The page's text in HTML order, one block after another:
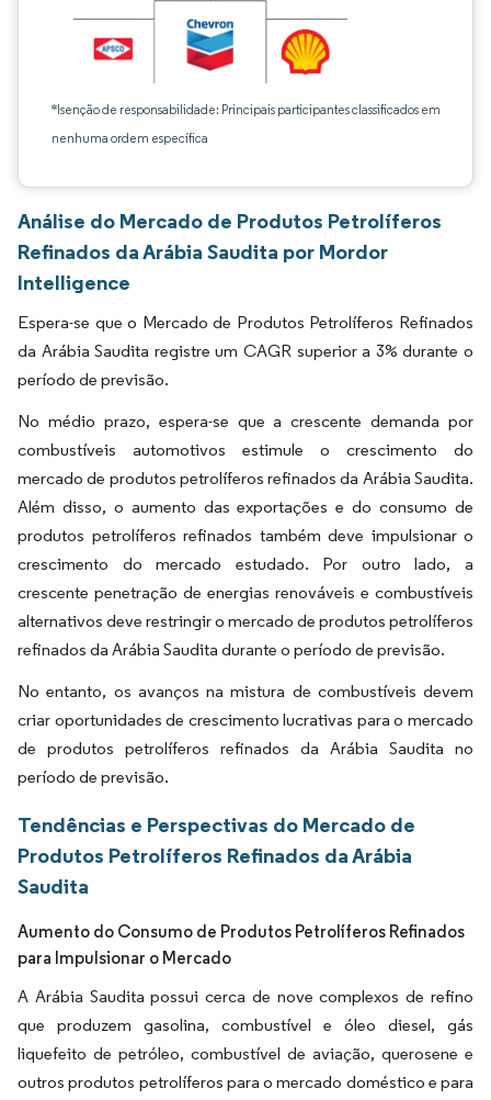
*Isenção de responsabilidade: Principais participantes classificados em
nenhuma ordem específica
Análise do Mercado de Produtos Petrolíferos
Refinados da Arábia Saudita por Mordor
Intelligence
Espera-se que o Mercado de Produtos Petrolíferos Refinados
da Arábia Saudita registre um CAGR superior a 3% durante o
período de previsão.
No médio prazo, espera-se que a crescente demanda por
combustíveis automotivos estimule o crescimento do
mercado de produtos petrolíferos refinados da Arábia Saudita.
Além disso, o aumento das exportações e do consumo de
produtos petrolíferos refinados também deve impulsionar o
crescimento do mercado estudado. Por outro lado, a
crescente penetração de energias renováveis e combustíveis
alternativos deve restringir o mercado de produtos petrolíferos
refinados da Arábia Saudita durante o período de previsão.
No entanto, os avanços na mistura de combustíveis devem
criar oportunidades de crescimento lucrativas para o mercado
de produtos petrolíferos refinados da Arábia Saudita no
período de previsão.
Tendências e Perspectivas do Mercado de
Produtos Petrolíferos Refinados da Arábia
Saudita
Aumento do Consumo de Produtos Petrolíferos Refinados
para Impulsionar o Mercado
A Arábia Saudita possui cerca de nove complexos de refino
que produzem gasolina, combustível e óleo diesel, gás
liquefeito de petróleo, combustível de aviação, querosene e
outros produtos petrolíferos para o mercado doméstico e para